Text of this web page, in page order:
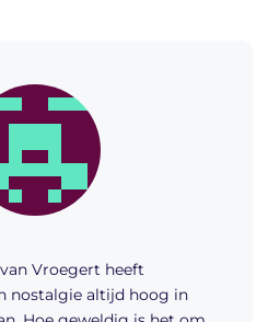
Vroegert heeft
nostalgie altijd hoog in